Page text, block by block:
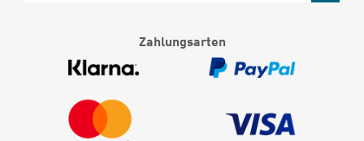
Zahlungsarten